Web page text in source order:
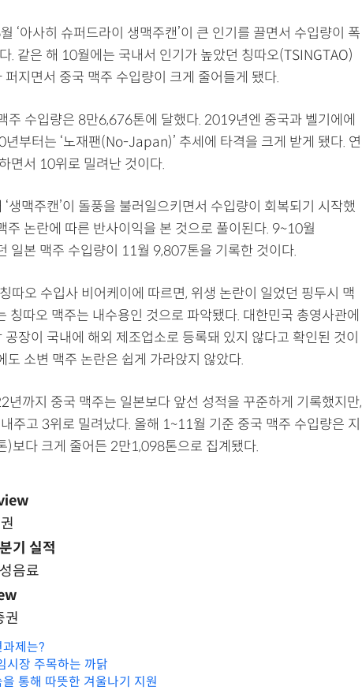
‘아사히 슈퍼드라이 생맥주캔’이 큰 인기를 끌면서 수입량이 폭
. 같은 해 10월에는 국내서 인기가 높았던 칭따오(TSINGTAO)
지면서 중국 맥주 수입량이 크게 줄어들게 됐다.
주 수입량은 8만6,676톤에 달했다. 2019년엔 중국과 벨기에에
부터는 ‘노재팬(No-Japan)’ 추세에 타격을 크게 받게 됐다. 연
면서 10위로 밀려난 것이다.
생맥주캔’이 돌풍을 불러일으키면서 수입량이 회복되기 시작했
주 논란에 따른 반사이익을 본 것으로 풀이된다. 9~10월
일본 맥주 수입량이 11월 9,807톤을 기록한 것이다.
따오 수입사 비어케이에 따르면, 위생 논란이 일었던 핑두시 맥
칭따오 맥주는 내수용인 것으로 파악됐다. 대한민국 총영사관에
장이 국내에 해외 제조업소로 등록돼 있지 않다고 확인된 것이
도 소변 맥주 논란은 쉽게 가라앉지 않았다.
까지 중국 맥주는 일본보다 앞선 성적을 꾸준하게 기록했지만,
주고 3위로 밀려났다. 올해 1~11월 기준 중국 맥주 수입량은 지
)보다 크게 줄어든 2만1,098톤으로 집계됐다.
기 실적
음료
권
제는?
시장 주목하는 까닭
통해 따뜻한 겨울나기 지원